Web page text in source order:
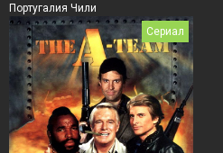
Португалия Чили
Сериал